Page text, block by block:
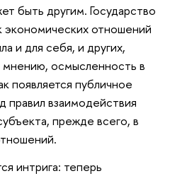
быть другим. Государство
экономических отношений
и для себя, и других,
осмысленность в
появляется публичное
правил взаимодействия
прежде всего, в
интрига: теперь